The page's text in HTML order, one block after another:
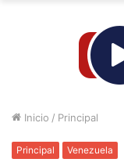
Inicio / Principal
Principal Venezuela